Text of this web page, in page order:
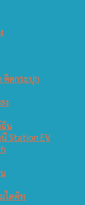
ติดกระปุก
ง
ฉัน
Station EV
ไดคัท